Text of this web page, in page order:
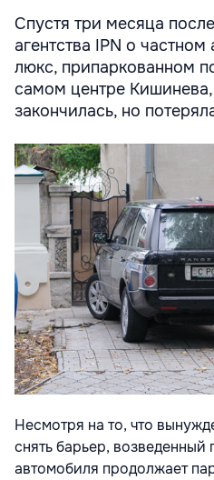
Спустя три месяца
агентства IPN о
люкс, припаркованном
самом центре
закончилась, но
Несмотря на то, что
снять барьер, возведенный
автомобиля продолжает